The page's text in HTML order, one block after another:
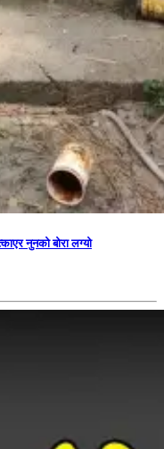
नुनको बोरा लग्यो